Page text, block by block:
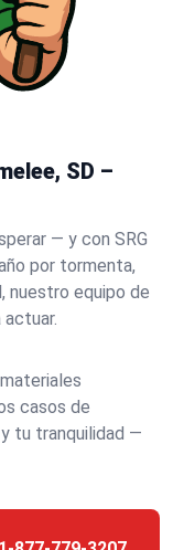
SD –
— y con SRG
por tormenta,
nuestro equipo de
casos de
tu tranquilidad —